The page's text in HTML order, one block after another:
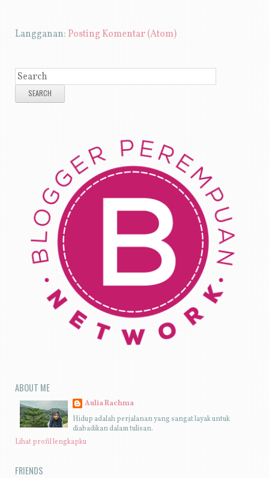
Langganan: Posting Komentar (Atom)
SEARCH
ABOUT ME
Aulia Rachma
Hidup adalah perjalanan yang sangat layak untuk
diabadikan dalam tulisan.
Lihat profil lengkapku
FRIENDS